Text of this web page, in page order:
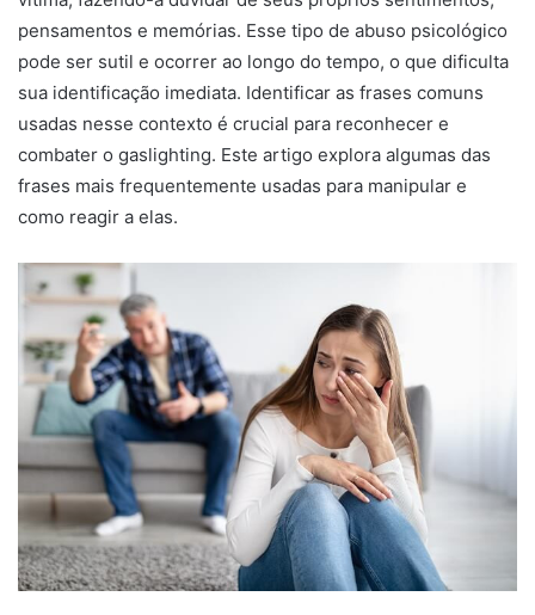
pensamentos e memórias. Esse tipo de abuso psicológico
pode ser sutil e ocorrer ao longo do tempo, o que dificulta
sua identificação imediata. Identificar as frases comuns
usadas nesse contexto é crucial para reconhecer e
combater o gaslighting. Este artigo explora algumas das
frases mais frequentemente usadas para manipular e
como reagir a elas.